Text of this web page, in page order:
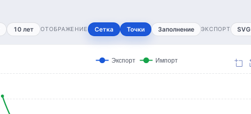
10 лет ОТОБРАЖЕНИЕ Сетка Точки Заполнение ЭКСПОРТ SVG
Экспорт Импорт